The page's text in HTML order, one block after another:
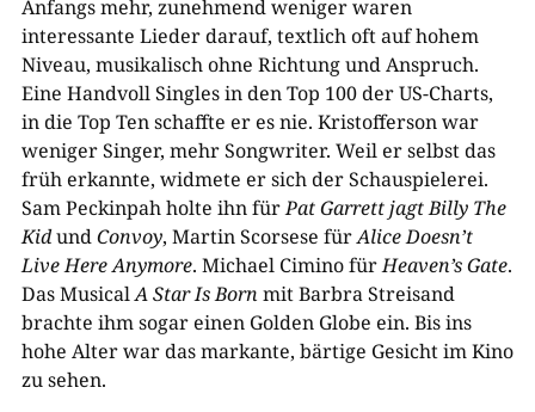
Anfangs mehr, zunehmend weniger waren
interessante Lieder darauf, textlich oft auf hohem
Niveau, musikalisch ohne Richtung und Anspruch.
Eine Handvoll Singles in den Top 100 der US-Charts,
in die Top Ten schaffte er es nie. Kristofferson war
weniger Singer, mehr Songwriter. Weil er selbst das
früh erkannte, widmete er sich der Schauspielerei.
Sam Peckinpah holte ihn fürPat Garrett jagt Billy The
KidundConvoy, Martin Scorsese fürAlice Doesn’t
Live Here Anymore. Michael Cimino fürHeaven’s Gate.
Das MusicalA Star Is Born mit Barbra Streisand
brachte ihm sogar einen Golden Globe ein. Bis ins
hohe Alter war das markante, bärtige Gesicht im Kino
zu sehen.